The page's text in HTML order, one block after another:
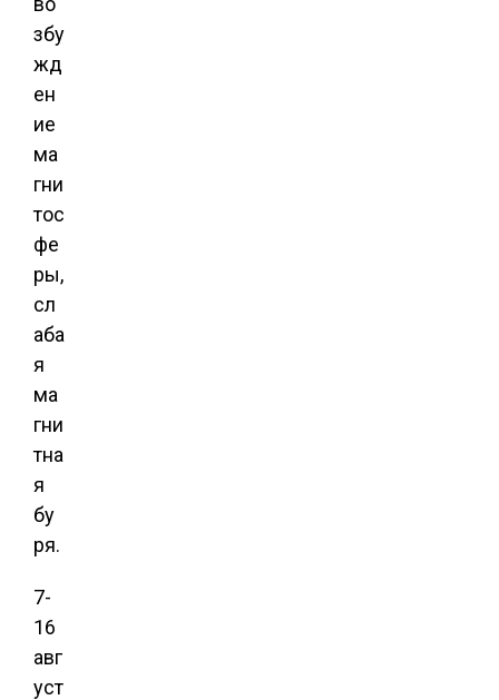
збу
жд
ен
ие
ма
гни
тос
фе
ры,
сл
аба
я
ма
гни
тна
я
бу
ря.
7-
16
авг
уст